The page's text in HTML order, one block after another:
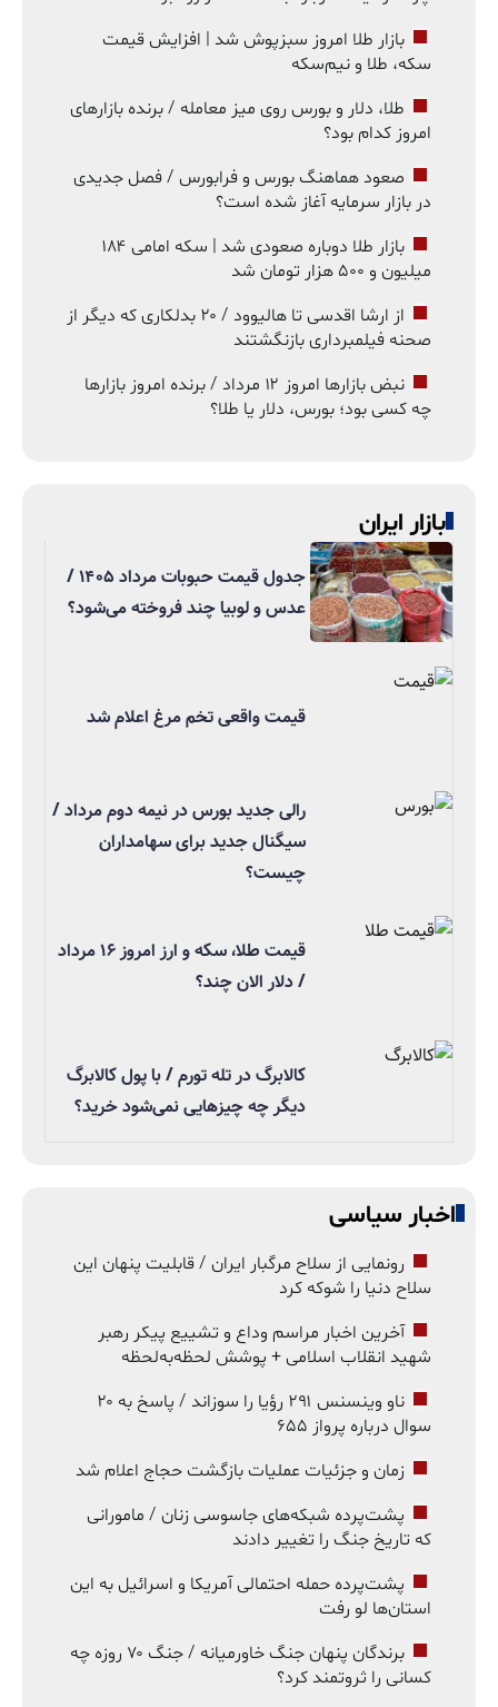
بازار طلا امروز سبزپوش شد | افزایش قیمت
سکه، طلا و نیم‌سکه
طلا، دلار و بورس روی میز معامله / برنده بازارهای
امروز کدام بود؟
صعود هماهنگ بورس و فرابورس / فصل جدیدی
در بازار سرمایه آغاز شده است؟
بازار طلا دوباره صعودی شد | سکه امامی ۱۸۴
میلیون و ۵۰۰ هزار تومان شد
از ارشا اقدسی تا هالیوود / ۲۰ بدلکاری که دیگر از
صحنه فیلمبرداری بازنگشتند
نبض بازارها امروز ۱۲ مرداد / برنده امروز بازارها
چه کسی بود؛ بورس، دلار یا طلا؟
بازار ایران
جدول قیمت حبوبات مرداد ۱۴۰۵ /
عدس و لوبیا چند فروخته می‌شود؟
قیمت واقعی تخم مرغ اعلام شد
رالی جدید بورس در نیمه دوم مرداد /
سیگنال جدید برای سهامداران
چیست؟
قیمت طلا، سکه و ارز امروز ۱۶ مرداد
/ دلار الان چند؟
کالابرگ در تله تورم / با پول کالابرگ
دیگر چه چیزهایی نمی‌شود خرید؟
اخبار سیاسی
رونمایی از سلاح مرگبار ایران / قابلیت پنهان این
سلاح دنیا را شوکه کرد
آخرین اخبار مراسم وداع و تشییع پیکر رهبر
شهید انقلاب اسلامی + پوشش لحظه‌به‌لحظه
ناو وینسنس ۲۹۱ رؤیا را سوزاند / پاسخ به ۲۰
سوال درباره پرواز ۶۵۵
زمان و جزئیات عملیات بازگشت حجاج اعلام شد
پشت‌پرده شبکه‌های جاسوسی زنان / مامورانی
که تاریخ جنگ را تغییر دادند
پشت‌پرده حمله احتمالی آمریکا و اسرائیل به این
استان‌ها لو رفت
برندگان پنهان جنگ خاورمیانه / جنگ ۷۰ روزه چه
کسانی را ثروتمند کرد؟